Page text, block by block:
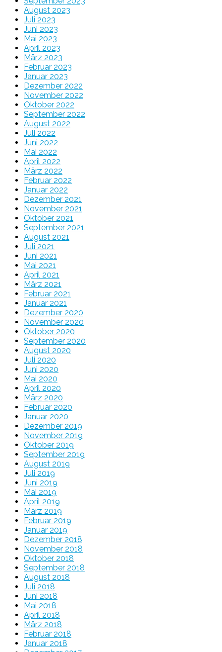
August 2023
Juli 2023
Juni 2023
Mai 2023
April 2023
März 2023
Februar 2023
Januar 2023
Dezember 2022
November 2022
Oktober 2022
September 2022
August 2022
Juli 2022
Juni 2022
Mai 2022
April 2022
März 2022
Februar 2022
Januar 2022
Dezember 2021
November 2021
Oktober 2021
September 2021
August 2021
Juli 2021
Juni 2021
Mai 2021
April 2021
März 2021
Februar 2021
Januar 2021
Dezember 2020
November 2020
Oktober 2020
September 2020
August 2020
Juli 2020
Juni 2020
Mai 2020
April 2020
März 2020
Februar 2020
Januar 2020
Dezember 2019
November 2019
Oktober 2019
September 2019
August 2019
Juli 2019
Juni 2019
Mai 2019
April 2019
März 2019
Februar 2019
Januar 2019
Dezember 2018
November 2018
Oktober 2018
September 2018
August 2018
Juli 2018
Juni 2018
Mai 2018
April 2018
März 2018
Februar 2018
Januar 2018